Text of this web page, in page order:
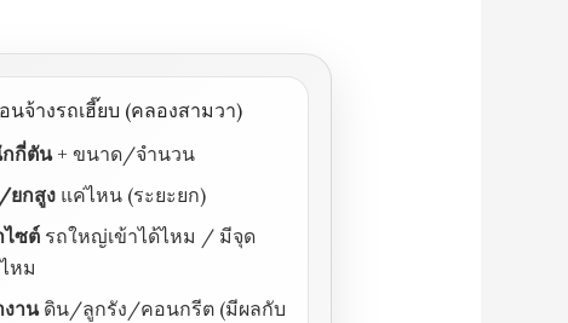
นจ้างรถเฮี๊ยบ (คลองสามวา)
กี่ตัน+ ขนาด/จำนวน
ยกสูง แค่ไหน (ระยะยก)
ไซต์ รถใหญ่เข้าได้ไหม / มีจุด
หม
านดิน/ลูกรัง/คอนกรีต (มีผลกับ